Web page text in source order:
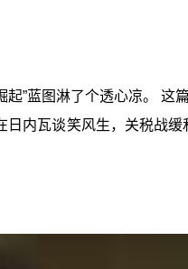
”蓝图淋了个透心凉。
内瓦谈笑风生，关税战